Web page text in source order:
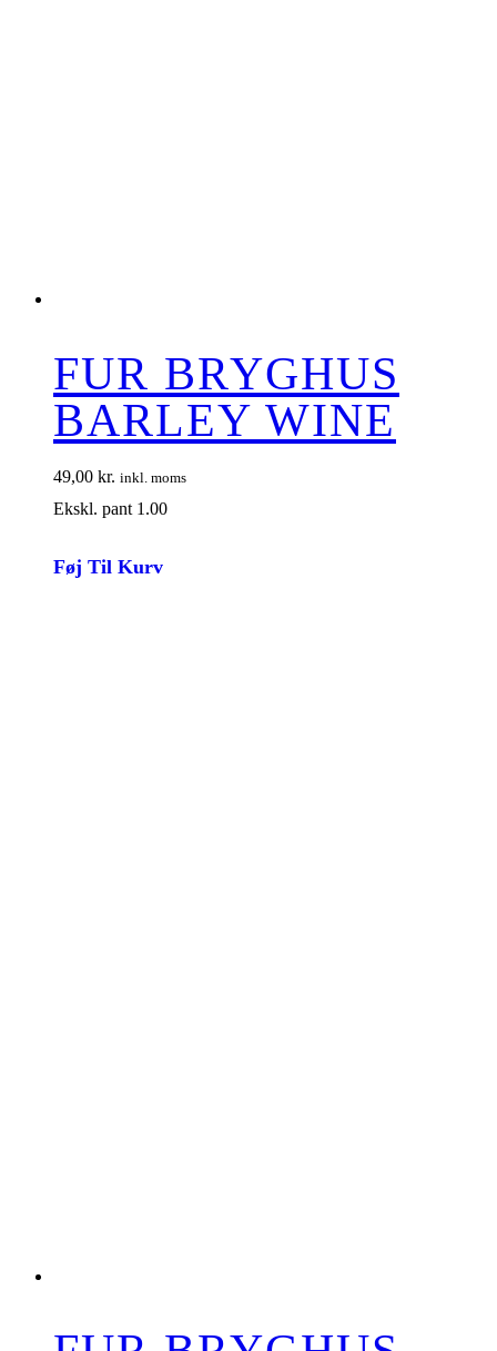
FUR BRYGHUS
BARLEY WINE
49,00 kr. inkl. moms
Ekskl. pant 1.00
Føj Til Kurv